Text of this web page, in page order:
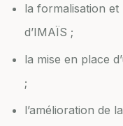
la formalisation
d’IMAÏS ;
la mise en place
;
l’amélioration de